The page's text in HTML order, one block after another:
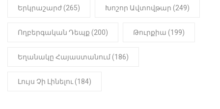
Երկրաշարժ (265) Խոշոր Ավտովթար (249)
Ողբերգական Դեպք (200) Թուրքիա (199)
Եղանակը Հայաստանում (186)
Լույս Չի Լինելու (184)